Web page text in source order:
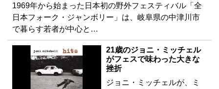
1969年から始まった日本初の野外フェスティバル「全
日本フォーク・ジャンボリー」は、岐阜県の中津川市
で暮らす若者が中心と…
21歳のジョニ・ミッチェル
がフェスで味わった大きな
挫折
ジョニ・ミッチェルが、ミ